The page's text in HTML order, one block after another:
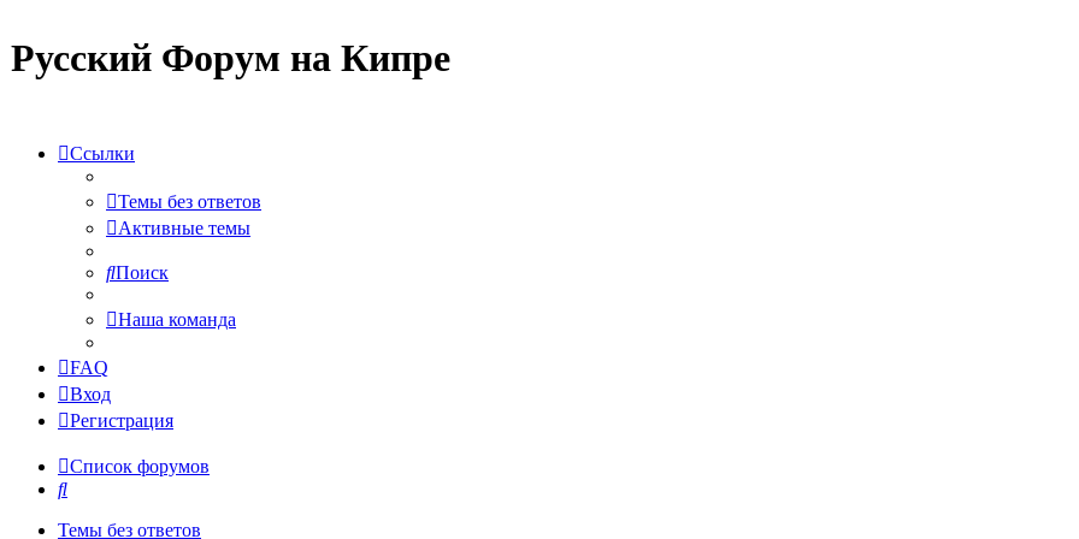
Русский Форум на Кипре
Ссылки
Темы без ответов
Активные темы
Поиск
Наша команда
FAQ
Вход
Регистрация
Список форумов
Поиск
Темы без ответов